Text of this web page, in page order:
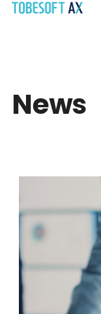
OVERVIEW
HISTORY
CEO 인사말
특허·인증
News
News